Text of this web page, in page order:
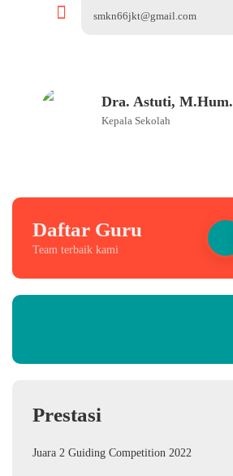
smkn66jkt@gmail.com
Dra. Astuti, M.Hum.
Kepala Sekolah
Daftar Guru
Team terbaik kami
Prestasi
Juara 2 Guiding Competition 2022